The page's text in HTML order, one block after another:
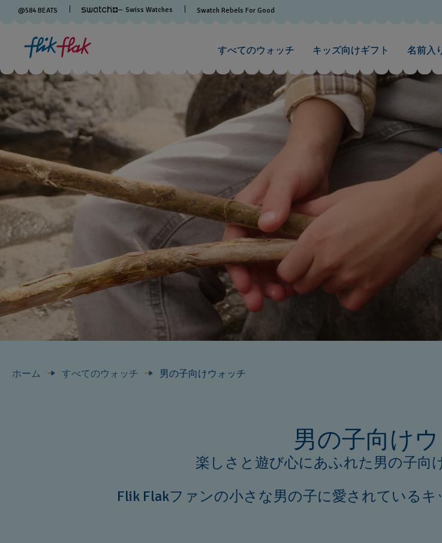
@584BEATS — Swiss Watches Swatch Rebels For Good
すべてのウォッチ キッズ向けギフト 名前入
ホーム すべてのウォッチ 男の子向けウォッチ
男の子向け
楽しさと遊び心にあふれた男の子向
Flik Flakファンの小さな男の子に愛されている